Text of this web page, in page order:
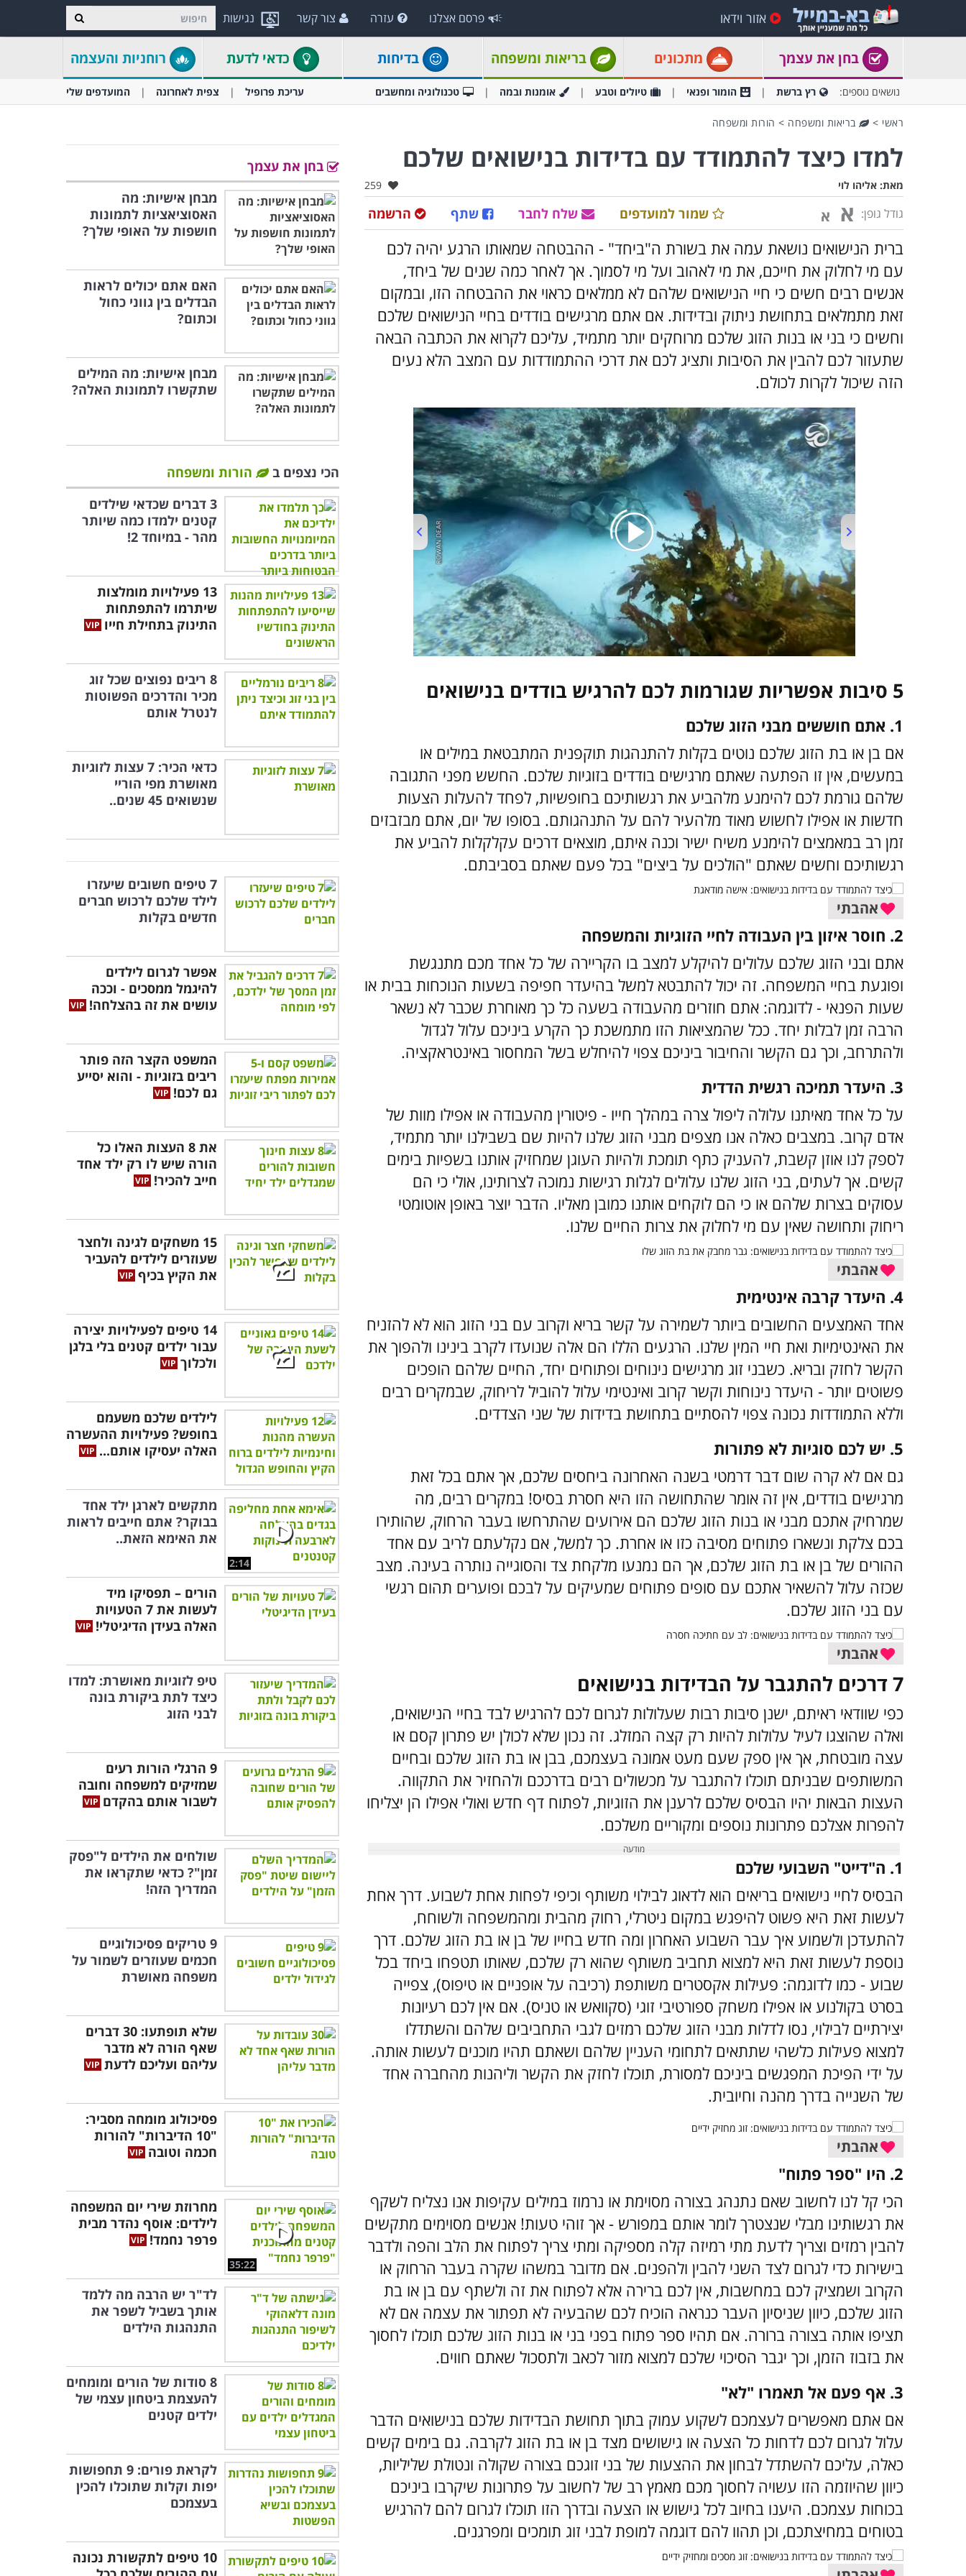
נגישות אזור וידאו פרסם אצלנו עזרה צור קשר
בחן את עצמך מתכונים בריאות ומשפחה בדיחות כדאי לדעת רוחניות והעצמה
נושאים נוספים: רץ ברשת הומור ופנאי טיולים וטבע אומנות ובמה טכנולוגיה ומחשבים עריכת פרופיל צפית לאחרונה המועדפים שלי
ראשי > בריאות ומשפחה > הורות ומשפחה
למדו כיצד להתמודד עם בדידות בנישואים שלכם
מאת: אליהו לוי אהבו:
259
גודל גופן: א א הרשמה שתף שלח לחבר שמור למועדפים
ברית הנישואים נושאת עמה את בשורת ה"ביחד" - ההבטחה שמאותו הרגע יהיה לכם
עם מי לחלוק את חייכם, את מי לאהוב ועל מי לסמוך. אך לאחר כמה שנים של ביחד,
אנשים רבים חשים כי חיי הנישואים שלהם לא ממלאים כראוי את ההבטחה הזו, ובמקום
זאת מתמלאים בתחושת ניתוק ובדידות. אם אתם מרגישים בודדים בחיי הנישואים שלכם
וחשים כי בני או בנות הזוג שלכם מרוחקים יותר מתמיד, עליכם לקרוא את הכתבה הבאה
שתעזור לכם להבין את הסיבות ותציג לכם את דרכי ההתמודדות עם המצב הלא נעים
הזה שיכול לקרות לכולם.
00:00/02:34
5 סיבות אפשריות שגורמות לכם להרגיש בודדים בנישואים
1. אתם חוששים מבני הזוג שלכם
אם בן או בת הזוג שלכם נוטים בקלות להתנהגות תוקפנית המתבטאת במילים או
במעשים, אין זו הפתעה שאתם מרגישים בודדים בזוגיות שלכם. החשש מפני התגובה
שלהם גורמת לכם להימנע מלהביע את רגשותיכם בחופשיות, לפחד להעלות הצעות
חדשות או אפילו לחשוש מאוד מלהעיר להם על התנהגותם. בסופו של יום, אתם מבזבזים
זמן רב במאמצים להימנע משיח ישיר וכנה איתם, מוצאים דרכים עקלקלות להביע את
רגשותיכם וחשים שאתם "הולכים על ביצים" בכל פעם שאתם בסביבתם.
אהבתי
2. חוסר איזון בין העבודה לחיי הזוגיות והמשפחה
אתם ובני הזוג שלכם עלולים להיקלע למצב בו הקריירה של כל אחד מכם מתנגשת
ופוגעת בחיי המשפחה. זה יכול להתבטא למשל בהיעדר חפיפה בשעות הנוכחות בבית או
שעות הפנאי - לדוגמה: אתם חוזרים מהעבודה בשעה כל כך מאוחרת שכבר לא נשאר
הרבה זמן לבלות יחד. ככל שהמציאות הזו מתמשכת כך הקרע ביניכם עלול לגדול
ולהתרחב, וכך גם הקשר והחיבור ביניכם צפוי להיחלש בשל המחסור באינטראקציה.
3. היעדר תמיכה רגשית הדדית
על כל אחד מאיתנו עלולה ליפול צרה במהלך חייו - פיטורין מהעבודה או אפילו מוות של
אדם קרוב. במצבים כאלה אנו מצפים מבני הזוג שלנו להיות שם בשבילנו יותר מתמיד,
לספק לנו אוזן קשבת, להעניק כתף תומכת ולהיות העוגן שמחזיק אותנו בשפיות בימים
קשים. אך לעתים, בני הזוג שלנו עלולים לגלות רגישות נמוכה לצרותינו, אולי כי הם
עסוקים בצרות שלהם או כי הם לוקחים אותנו כמובן מאליו. הדבר יוצר באופן אוטומטי
ריחוק ותחושה שאין עם מי לחלוק את צרות החיים שלנו.
אהבתי
4. היעדר קרבה אינטימית
אחד האמצעים החשובים ביותר לשמירה על קשר בריא וקרוב עם בני הזוג הוא לא להזניח
את האינטימיות ואת חיי המין שלנו. הרגעים הללו הם אלה שנועדו לקרב בינינו ולהפוך את
הקשר לחזק ובריא. כשבני זוג מרגישים נינוחים ופתוחים יחד, החיים שלהם הופכים
פשוטים יותר - היעדר נינוחות וקשר קרוב ואינטימי עלול להוביל לריחוק, שבמקרים רבים
וללא התמודדות נכונה צפוי להסתיים בתחושת בדידות של שני הצדדים.
5. יש לכם סוגיות לא פתורות
גם אם לא קרה שום דבר דרמטי בשנה האחרונה ביחסים שלכם, אך אתם בכל זאת
מרגישים בודדים, אין זה אומר שהתחושה הזו היא חסרת בסיס! במקרים רבים, מה
שמרחיק אתכם מבני או בנות הזוג שלכם הם אירועים שהתרחשו בעבר הרחוק, שהותירו
בכם צלקת ונשארו פתוחים מסיבה כזו או אחרת. כך למשל, אם נקלעתם לריב עם אחד
ההורים של בן או בת הזוג שלכם, אך הם נמנעו מלקחת צד והסוגייה נותרה בעינה. מצב
שכזה עלול להשאיר אתכם עם סופים פתוחים שמעיקים על לבכם ופוערים תהום רגשי
עם בני הזוג שלכם.
אהבתי
7 דרכים להתגבר על הבדידות בנישואים
כפי שוודאי ראיתם, ישנן סיבות רבות שעלולות לגרום לכם להרגיש לבד בחיי הנישואים,
ואלה שהוצגו לעיל עלולות להיות רק קצה המזלג. זה נכון שלא לכולן יש פתרון קסם או
עצה מובטחת, אך אין ספק שעם מעט אמונה בעצמכם, בבן או בת הזוג שלכם ובחיים
המשותפים שבניתם תוכלו להתגבר על מכשולים רבים בדרככם ולהחזיר את התקווה.
העצות הבאות יהיו הבסיס שלכם לרענן את הזוגיות, לפתוח דף חדש ואולי אפילו הן יצליחו
להפרות אצלכם פתרונות נוספים ומקוריים משלכם.
1. ה"דייט" השבועי שלכם
הבסיס לחיי נישואים בריאים הוא לדאוג לבילוי משותף וכיפי לפחות אחת לשבוע. דרך אחת
לעשות זאת היא פשוט להיפגש במקום ניטרלי, רחוק מהבית ומהמשפחה ולשוחח,
להתעדכן ולשמוע איך עבר השבוע האחרון ומה חדש בחייו של בן או בת הזוג שלכם. דרך
נוספת לעשות זאת היא למצוא תחביב משותף שהוא רק שלכם, שאותו תטפחו ביחד בכל
שבוע - כמו לדוגמה: פעילות אקסטרים משותפת (רכיבה על אופניים או טיפוס), צפייה
בסרט בקולנוע או אפילו משחק ספורטיבי זוגי (סקוואש או טניס). אם אין לכם רעיונות
יצירתיים לבילוי, נסו לדלות מבני הזוג שלכם רמזים לגבי התחביבים שלהם והשתדלו
למצוא פעילות כלשהי שתתאים לתחומי העניין שלהם ושאתם תהיו מוכנים לעשות אותה.
על ידי הפיכת המפגשים ביניכם למסורת, תוכלו לחזק את הקשר וליהנות מהחברה אחד
של השנייה בדרך מהנה וחיובית.
אהבתי
2. היו "ספר פתוח"
הכי קל לנו לחשוב שאם נתנהג בצורה מסוימת או נרמוז במילים עקיפות אנו נצליח לשקף
את רגשותינו מבלי שנצטרך לומר אותם במפורש - אך זוהי טעות! אנשים מסוימים מתקשים
להבין רמזים וצריך לדעת מתי רמיזה קלה מספיקה ומתי צריך לפתוח את הלב והפה ולדבר
בישירות כדי לגרום לצד השני להבין ולהפנים. אם מדובר במשהו שקרה בעבר הרחוק או
הקרוב ושמציק לכם במחשבות, אין לכם ברירה אלא לפתוח את זה ולשתף עם בן או בת
הזוג שלכם, כיוון שניסיון העבר כנראה הוכיח לכם שהבעיה לא תפתור את עצמה אם לא
תציפו אותה בצורה ברורה. אם תהיו ספר פתוח בפני בני או בנות הזוג שלכם תוכלו לחסוך
את בזבוז הזמן, וכך יגבר הסיכוי שלכם למצוא מזור לכאב ולתסכול שאתם חווים.
3. אף פעם אל תאמרו "לא"
אם אתם מאפשרים לעצמכם לשקוע עמוק בתוך תחושת הבדידות שלכם בנישואים הדבר
עלול לגרום לכם לדחות כל הצעה או גישושים מצד בן או בת הזוג לקרבה. גם בימים קשים
כאלה, עליכם להשתדל לבחון את ההצעות של בני זוגכם בצורה שקולה ונטולת שליליות,
כיוון שהיוזמה הזו עשויה לחסוך מכם מאמץ רב של לחשוב על פתרונות שיקרבו ביניכם
בכוחות עצמכם. היענו בחיוב לכל גישוש או הצעה ובדרך הזו תוכלו לגרום להם להרגיש
בטוחים במחיצתכם, וכן תהוו להם דוגמה למופת לבני זוג תומכים ומפרגנים.
בחן את עצמך
מבחן אישיות: מה
האסוציאציות לתמונות
חושפות על האופי שלך?
האם אתם יכולים לראות
הבדלים בין גווני כחול
וכתום?
מבחן אישיות: מה המילים
שתקשרו לתמונות האלה?
הכי נצפים ב
הורות ומשפחה
3 דברים שכדאי שילדים
קטנים ילמדו כמה שיותר
מהר - במיוחד 2!
13 פעילויות מומלצות
שיתרמו להתפתחות
התינוק בתחילת חייו
8 ריבים נפוצים שכל זוג
מכיר והדרכים הפשוטות
לנטרל אותם
כדאי הכיר: 7 עצות לזוגיות
מאושרת מפי הוריי
שנשואים 45 שנים..
7 טיפים חשובים שיעזרו
לילד שלכם לרכוש חברים
חדשים בקלות
אפשר לגרום לילדים
להיגמל ממסכים - וככה
עושים את זה בהצלחה!
המשפט הקצר הזה פותר
ריבים בזוגיות - והוא יסייע
גם לכם!
את 8 העצות האלו כל
הורה שיש לו רק ילד אחד
חייב להכיר!
15 משחקים לגינה ולחצר
שעוזרים לילדים להעביר
את הקיץ בכיף
14 טיפים לפעילויות יצירה
עבור ילדים קטנים בלי בלגן
ולכלוך
לילדים שלכם משעמם
בחופש? פעילויות ההעשרה
האלה יעסיקו אותם...
2:14
מתקשים לארגן ילד אחד
בבוקר? אתם חייבים לראות
את האימא הזאת..
הורים – תפסיקו מיד
לעשות את 7 הטעויות
האלה בעידן הדיגיטלי!
טיפ לזוגיות מאושרת: למדו
כיצד לתת ביקורת בונה
לבני הזוג
9 הרגלי הורות רעים
שמזיקים למשפחה וחובה
לשבור אותם בהקדם
שולחים את הילדים ל"פסק
זמן"? כדאי שתקראו את
המדריך הזה!
9 טריקים פסיכולוגיים
חכמים שעוזרים לשמור על
משפחה מאושרת
שלא תופתעו: 30 דברים
שאף הורה לא מדבר
עליהם ועליכם לדעת
פסיכולוג מומחה מסביר:
"10 הדיברות" להורות
חכמה וטובה
35:22
מחרוזת שירי יום המשפחה
לילדים: אוסף נהדר מבית
פרפר נחמד!
לד"ר יש הרבה מה ללמד
אותך בשביל לשפר את
התנהגות הילדים
8 סודות של הורים ומומחים
להעצמת ביטחון עצמי של
ילדים קטנים
לקראת פורים: 9 תחפושות
יפות וקלות שתוכלו להכין
בעצמכם
10 טיפים לתקשורת נכונה